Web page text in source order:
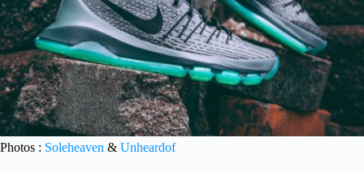
Photos : Soleheaven & Unheardof